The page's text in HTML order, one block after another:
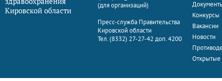
Кировской области
(для организаций)
Пресс-служба Правительства
Кировской области
Тел. (8332) 27-27-42 доп. 4200
Конкурсы
Вакансии
Новости